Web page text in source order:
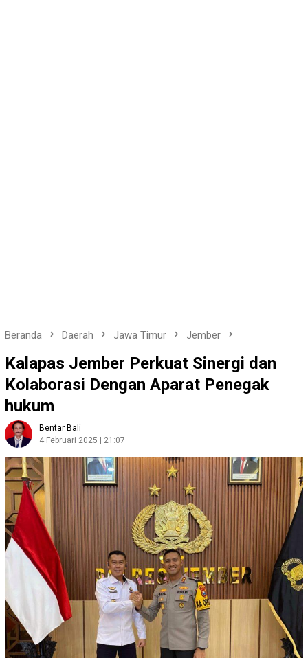
Beranda Daerah Jawa Timur Jember
Kalapas Jember Perkuat Sinergi dan
Kolaborasi Dengan Aparat Penegak
hukum
Bentar Bali
4 Februari 2025 | 21:07